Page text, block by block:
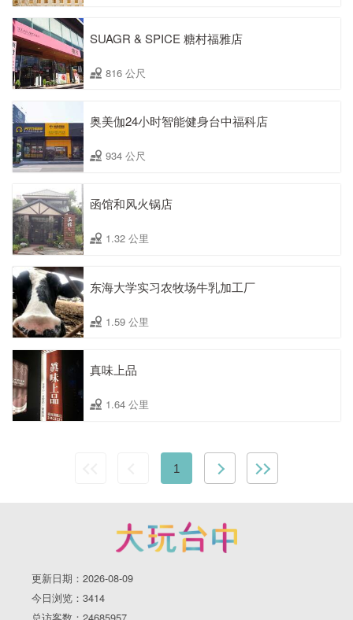
SUAGR & SPICE 糖村福雅店
816 公尺
奥美伽24小时智能健身台中福科店
934 公尺
函馆和风火锅店
1.32 公里
东海大学实习农牧场牛乳加工厂
1.59 公里
真味上品
1.64 公里
1
更新日期：2026-08-09
今日浏览：3414